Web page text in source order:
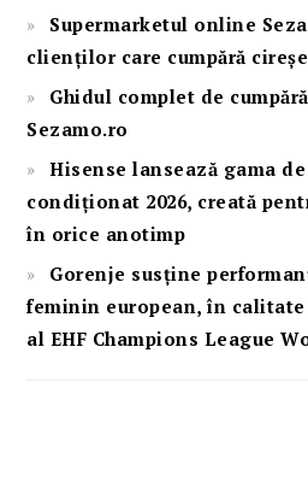
Supermarketul online
clienților care cumpără
Ghidul complet de
Sezamo.ro
Hisense lansează gama
condiționat 2026, creată
în orice anotimp
Gorenje susține
feminin european, în
al EHF Champions League